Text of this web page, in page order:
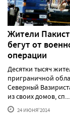
Жители
бегут от
операции
Десятки тысяч
приграничной
Северный
из своих домов, сп......
24 ИЮНЯ'2014